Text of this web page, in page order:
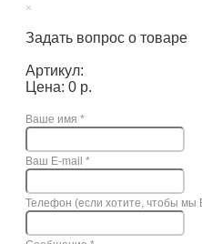
×
Задать вопрос о товаре
Артикул:
Цена: 0 р.
Ваше имя *
Ваш E-mail *
Телефон (если хотите, чтобы мы